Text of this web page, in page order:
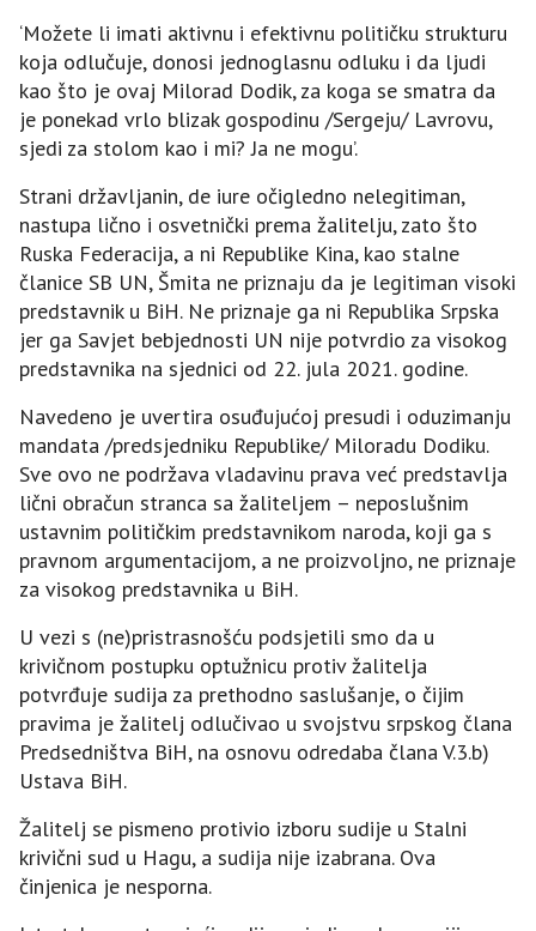
‘Možete li imati aktivnu i efektivnu političku strukturu
koja odlučuje, donosi jednoglasnu odluku i da ljudi
kao što je ovaj Milorad Dodik, za koga se smatra da
je ponekad vrlo blizak gospodinu /Sergeju/ Lavrovu,
sjedi za stolom kao i mi? Јa ne mogu’.
Strani državljanin, de iure očigledno nelegitiman,
nastupa lično i osvetnički prema žalitelju, zato što
Ruska Federacija, a ni Republike Kina, kao stalne
članice SB UN, Šmita ne priznaju da je legitiman visoki
predstavnik u BiH. Ne priznaje ga ni Republika Srpska
jer ga Savjet bebjednosti UN nije potvrdio za visokog
predstavnika na sjednici od 22. jula 2021. godine.
Navedeno je uvertira osuđujućoj presudi i oduzimanju
mandata /predsjedniku Republike/ Miloradu Dodiku.
Sve ovo ne podržava vladavinu prava već predstavlja
lični obračun stranca sa žaliteljem – neposlušnim
ustavnim političkim predstavnikom naroda, koji ga s
pravnom argumentacijom, a ne proizvoljno, ne priznaje
za visokog predstavnika u BiH.
U vezi s (ne)pristrasnošću podsjetili smo da u
krivičnom postupku optužnicu protiv žalitelja
potvrđuje sudija za prethodno saslušanje, o čijim
pravima je žalitelj odlučivao u svojstvu srpskog člana
Predsedništva BiH, na osnovu odredaba člana V.3.b)
Ustava BiH.
Žalitelj se pismeno protivio izboru sudije u Stalni
krivični sud u Hagu, a sudija nije izabrana. Ova
činjenica je nesporna.